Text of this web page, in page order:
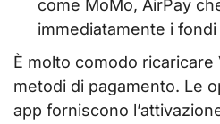
come MoMo, AirPay
immediatamente i
È molto comodo
metodi di pagamento. Le
app forniscono